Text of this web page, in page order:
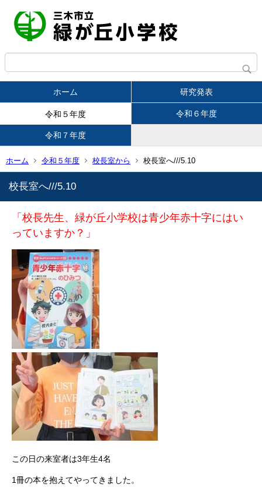
ホーム 研究発表
令和５年度 令和６年度
令和７年度
ホーム 令和５年度 校長室から 校長室へ///5.10
校長室へ///5.10
「校長先生、緑が丘小学校は青少年赤十字にはい
っていますか？」
この日の来室者は3年生4名
1冊の本を抱えてやってきました。